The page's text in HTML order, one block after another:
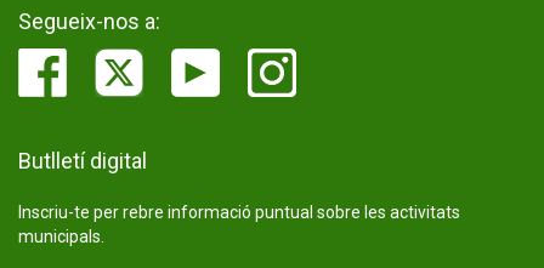
Segueix-nos a:
Butlletí digital
Inscriu-te per rebre informació puntual sobre les activitats
municipals.